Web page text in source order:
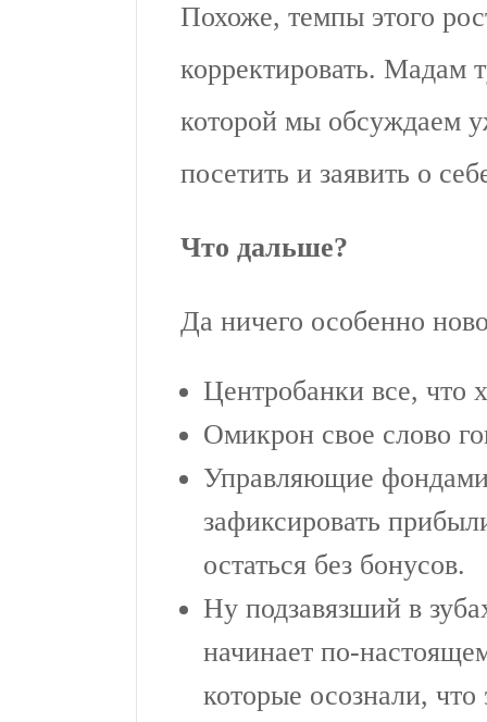
Похоже, темпы этого
корректировать. Мадам
которой мы обсуждаем
посетить и заявить о
Что дальше?
Да ничего особенно
Центробанки все, что
Омикрон свое слово
Управляющие
зафиксировать
остаться без бонусов.
Ну подзавязший в
начинает по-
которые осознали,